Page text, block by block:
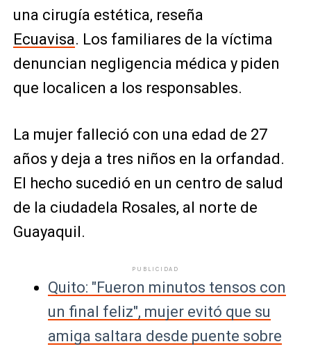
una cirugía estética, reseña
Ecuavisa. Los familiares de la víctima
denuncian negligencia médica y piden
que localicen a los responsables.
La mujer falleció con una edad de 27
años y deja a tres niños en la orfandad.
El hecho sucedió en un centro de salud
de la ciudadela Rosales, al norte de
Guayaquil.
PUBLICIDAD
Quito: "Fueron minutos tensos con
un final feliz", mujer evitó que su
amiga saltara desde puente sobre